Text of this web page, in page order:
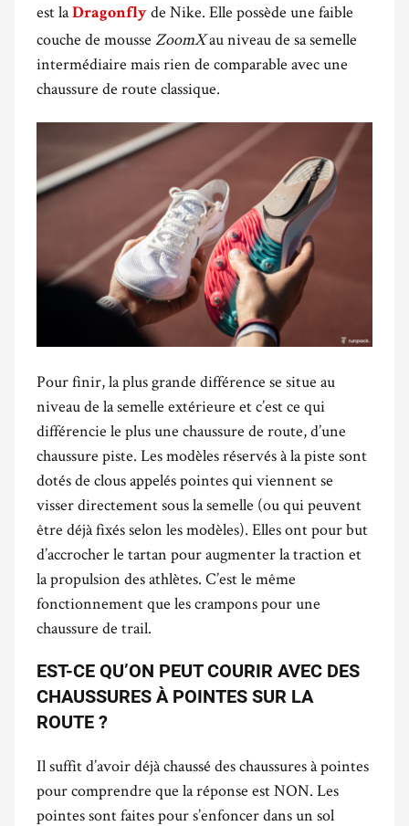
est laDragonfly de Nike. Elle possède une faible
couche de mousse ZoomXau niveau de sa semelle
intermédiaire mais rien de comparable avec une
chaussure de route classique.
Pour finir, la plus grande différence se situe au
niveau de la semelle extérieure et c’est ce qui
différencie le plus une chaussure de route, d’une
chaussure piste. Les modèles réservés à la piste sont
dotés de clous appelés pointes qui viennent se
visser directement sous la semelle (ou qui peuvent
être déjà fixés selon les modèles). Elles ont pour but
d’accrocher le tartan pour augmenter la traction et
la propulsion des athlètes. C’est le même
fonctionnement que les crampons pour une
chaussure de trail.
EST-CE QU’ON PEUT COURIR AVEC DES
CHAUSSURES À POINTES SUR LA
ROUTE ?
Il suffit d’avoir déjà chaussé des chaussures à pointes
pour comprendre que la réponse est NON. Les
pointes sont faites pour s’enfoncer dans un sol